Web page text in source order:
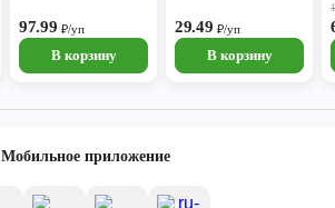
97.99₽/уп
В корзину
29.49₽/уп
В корзину
Мобильное приложение